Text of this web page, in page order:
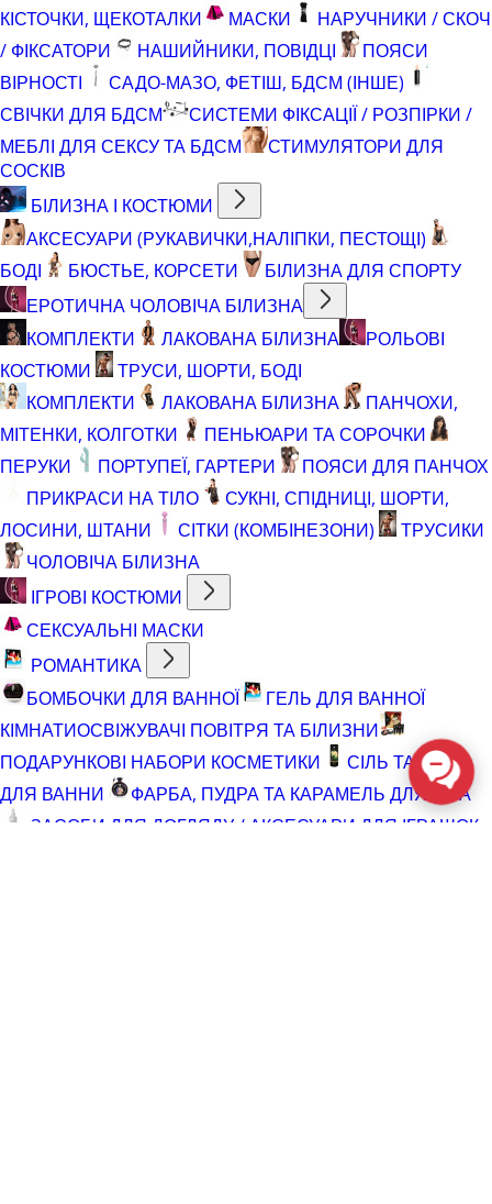
КІСТОЧКИ, ЩЕКОТАЛКИ
МАСКИ
НАРУЧНИКИ / СКОЧ
/ ФІКСАТОРИ
НАШИЙНИКИ, ПОВІДЦІ
ПОЯСИ
ВІРНОСТІ
САДО-МАЗО, ФЕТІШ, БДСМ (ІНШЕ)
СВІЧКИ ДЛЯ БДСМ
СИСТЕМИ ФІКСАЦІЇ / РОЗПІРКИ /
МЕБЛІ ДЛЯ СЕКСУ ТА БДСМ
СТИМУЛЯТОРИ ДЛЯ
СОСКІВ
БІЛИЗНА І КОСТЮМИ
АКСЕСУАРИ (РУКАВИЧКИ,НАЛІПКИ, ПЕСТОЩІ)
БОДІ
БЮСТЬЕ, КОРСЕТИ
БІЛИЗНА ДЛЯ СПОРТУ
ЕРОТИЧНА ЧОЛОВІЧА БІЛИЗНА
КОМПЛЕКТИ
ЛАКОВАНА БІЛИЗНА
РОЛЬОВІ
КОСТЮМИ
ТРУСИ, ШОРТИ, БОДІ
КОМПЛЕКТИ
ЛАКОВАНА БІЛИЗНА
ПАНЧОХИ,
МІТЕНКИ, КОЛГОТКИ
ПЕНЬЮАРИ ТА СОРОЧКИ
ПЕРУКИ
ПОРТУПЕЇ, ГАРТЕРИ
ПОЯСИ ДЛЯ ПАНЧОХ
ПРИКРАСИ НА ТІЛО
СУКНІ, СПІДНИЦІ, ШОРТИ,
ЛОСИНИ, ШТАНИ
СІТКИ (КОМБІНЕЗОНИ)
ТРУСИКИ
ЧОЛОВІЧА БІЛИЗНА
ІГРОВІ КОСТЮМИ
СЕКСУАЛЬНІ МАСКИ
РОМАНТИКА
БОМБОЧКИ ДЛЯ ВАННОЇ
ГЕЛЬ ДЛЯ ВАННОЇ
КІМНАТИОСВІЖУВАЧІ ПОВІТРЯ ТА БІЛИЗНИ
ПОДАРУНКОВІ НАБОРИ КОСМЕТИКИ
СІЛЬ ТА ПІНА
ДЛЯ ВАННИ
ФАРБА, ПУДРА ТА КАРАМЕЛЬ ДЛЯ ТІЛА
ЗАСОБИ ДЛЯ ДОГЛЯДУ / АКСЕСУАРИ ДЛЯ ІГРАШОК